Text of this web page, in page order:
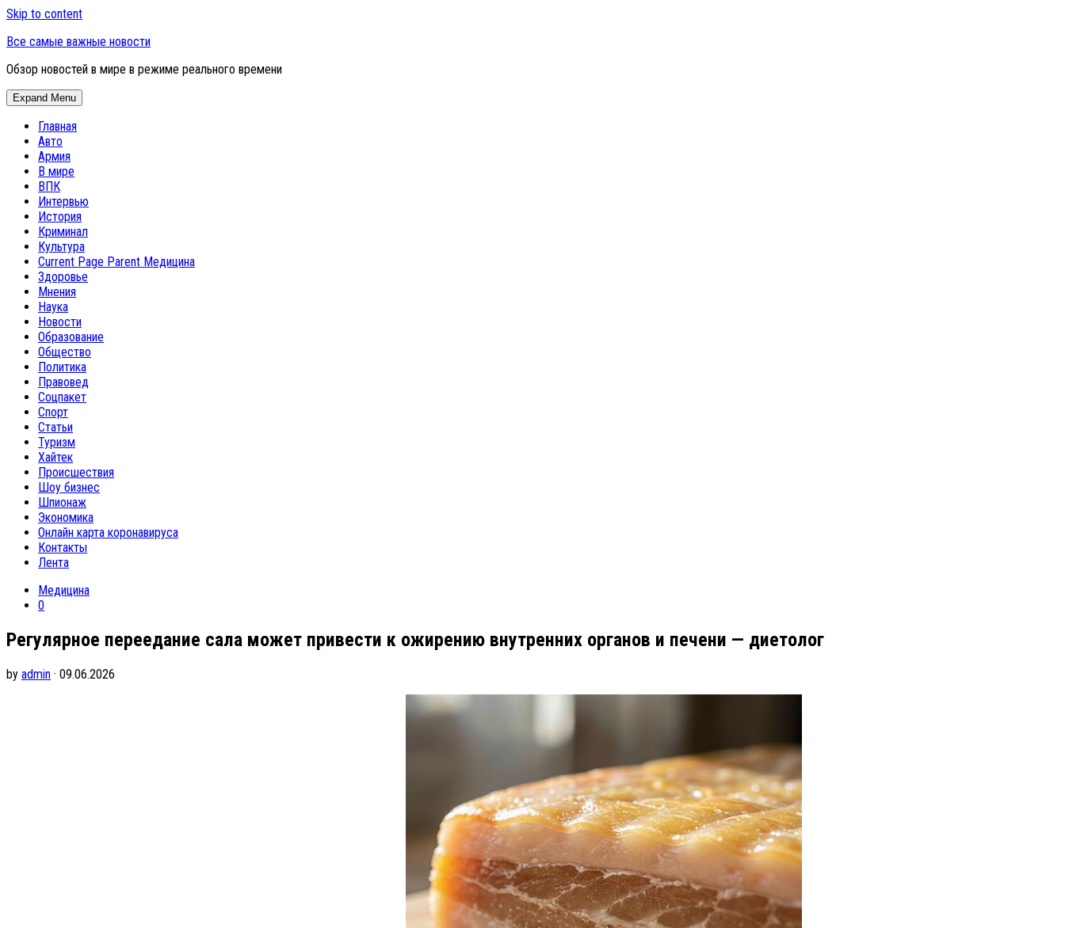
Skip to content
Все самые важные новости
Обзор новостей в мире в режиме реального времени
Expand Menu
Главная
Авто
Армия
В мире
ВПК
Интервью
История
Криминал
Культура
Current Page Parent Медицина
Здоровье
Мнения
Наука
Новости
Образование
Общество
Политика
Правовед
Соцпакет
Спорт
Статьи
Туризм
Хайтек
Происшествия
Шоу бизнес
Шпионаж
Экономика
Онлайн карта коронавируса
Контакты
Лента
Медицина
0
Регулярное переедание сала может привести к ожирению внутренних органов и печени — диетолог
by admin · 09.06.2026